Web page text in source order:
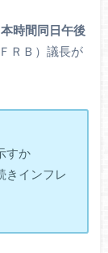
本時間同日午後
ＲＢ）議長が
すか
きインフレ